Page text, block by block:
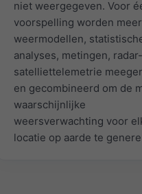
niet weergegeven. Voor
voorspelling worden
weermodellen,
analyses, metingen,
satelliettelemetrie
en gecombineerd om de
waarschijnlijke
weersverwachting voor
locatie op aarde te